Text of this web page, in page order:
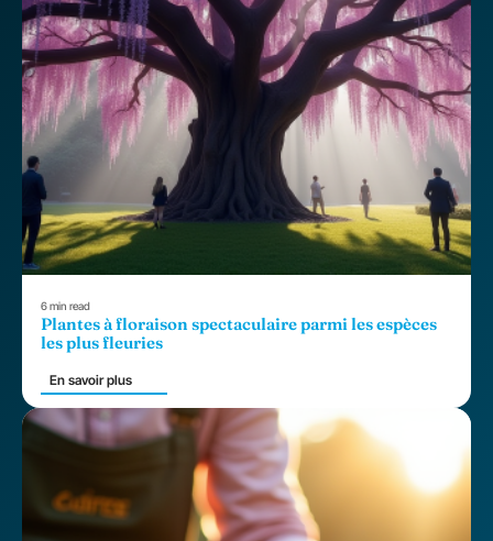
6 min read
Plantes à floraison spectaculaire parmi les espèces
les plus fleuries
En savoir plus